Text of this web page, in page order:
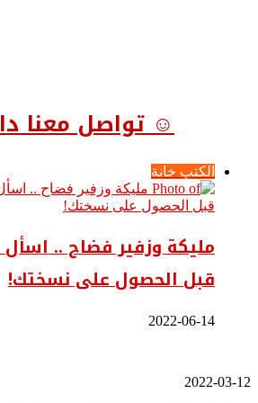
☺ تواصل معنا
الكتب خانة
مليكة وزفير فضاح ..
قبل الحصول على نسختك!
2022-06-14
سوزان
2022-03-12